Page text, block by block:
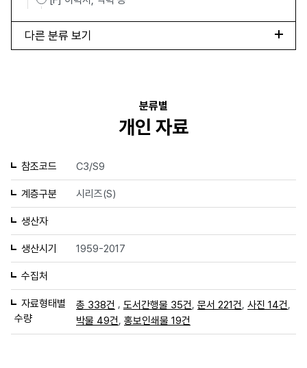
다른 분류 보기
분류별
개인 자료
참조코드 C3/S9
계층구분 시리즈(S)
생산자
생산시기 1959-2017
수집처
자료형태별
수량
총 338건 , 도서간행물 35건 문서 221건 사진 14건
박물 49건, 홍보인쇄물 19건